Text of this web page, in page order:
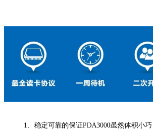
1、稳定可靠的保证PDA3000虽然体积小巧